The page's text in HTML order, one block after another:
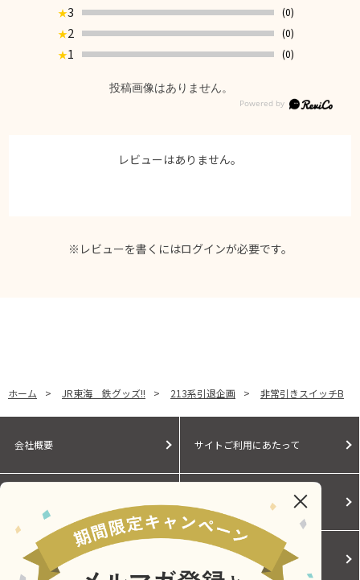
★3
(0)
★2
(0)
★1 (0)
投稿画像はありません。
レビューはありません。
※レビューを書くにはログインが必要です。
ホーム > JR東海 鉄グッズ!! > 213系引退企画 > 非常引きスイッチB
会社概要 サイトご利用にあたって
Cookieポリシー ご利用規約